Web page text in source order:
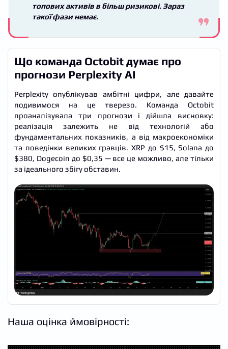
топових активів в більш ризикові. Зараз
такої фази немає.
Що команда Octobit думає про
прогнози Perplexity AI
Perplexity опублікував амбітні цифри, але давайте
подивимося на це тверезо. Команда Octobit
проаналізувала три прогнози і дійшла висновку:
реалізація залежить не від технологій або
фундаментальних показників, а від макроекономіки
та поведінки великих гравців. XRP до $15, Solana до
$380, Dogecoin до $0,35 — все це можливо, але тільки
за ідеального збігу обставин.
Наша оцінка ймовірності: